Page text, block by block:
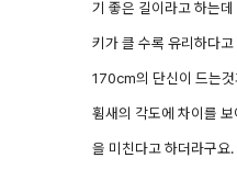
기 좋은 길이라고 하는
키가 클 수록 유리하다
170cm의 단신이 드는
휨새의 각도에 차이를
을 미친다고 하더라구요.